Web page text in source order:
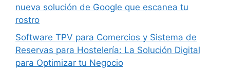
nueva solución de Google que escanea tu
rostro
Software TPV para Comercios y Sistema de
Reservas para Hostelería: La Solución Digital
para Optimizar tu Negocio